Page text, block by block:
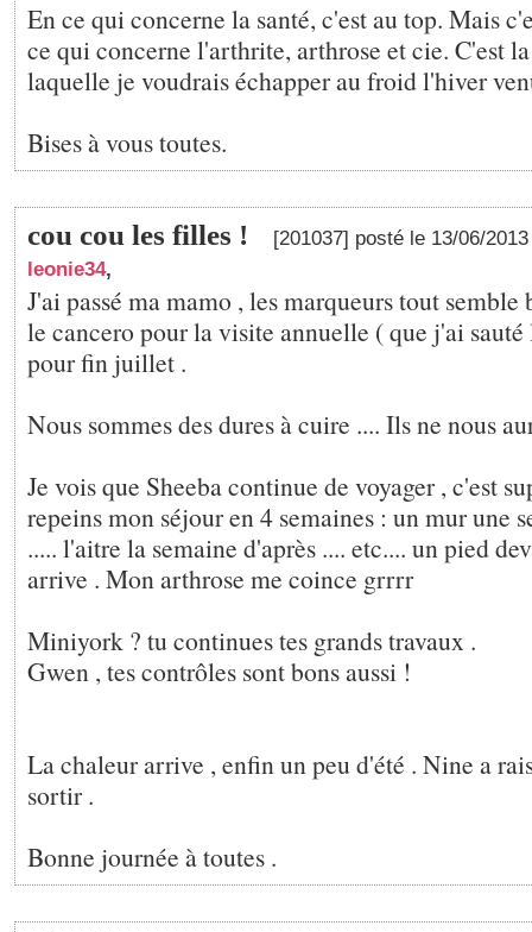
En ce qui concerne la santé, c'est au top. Mais
ce qui concerne l'arthrite, arthrose et cie. C'est
laquelle je voudrais échapper au froid l'hiver
Bises à vous toutes.
cou cou les filles !
[201037] posté le 13/06/
leonie34,
J'ai passé ma mamo , les marqueurs tout
le cancero pour la visite annuelle ( que j'ai
pour fin juillet .
Nous sommes des dures à cuire .... Ils ne nous
Je vois que Sheeba continue de voyager , c'est
repeins mon séjour en 4 semaines : un mur une
..... l'aitre la semaine d'après .... etc.... un pied
arrive . Mon arthrose me coince grrrr
Miniyork ? tu continues tes grands travaux .
Gwen , tes contrôles sont bons aussi !
La chaleur arrive , enfin un peu d'été . Nine a
sortir .
Bonne journée à toutes .